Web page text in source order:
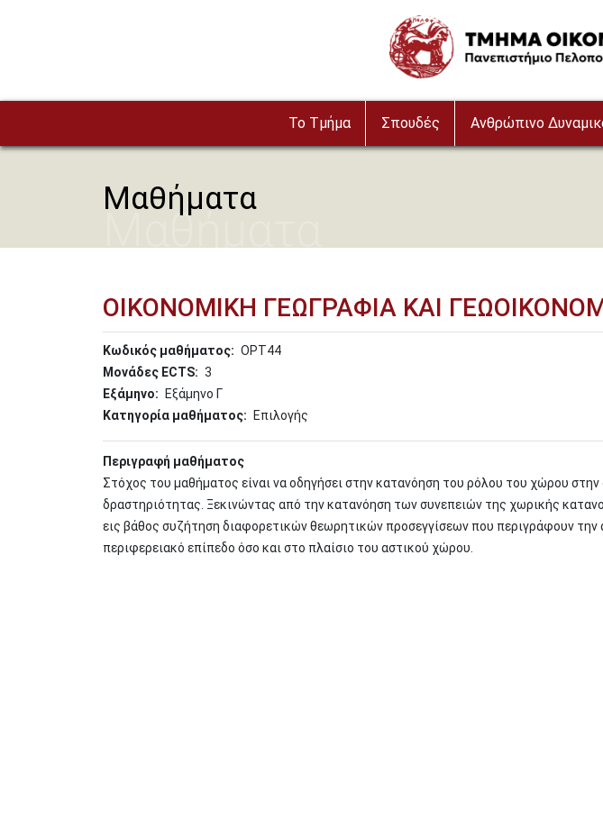
Image
To Τμήμα Σπουδές Ανθρώπινο
Μαθήματα
Μαθήματα
ΟΙΚΟΝΟΜΙΚΗ ΓΕΩΓΡΑΦΙΑ ΚΑΙ
Κωδικός μαθήματος
OPT44
Μονάδες ECTS
3
Εξάμηνο
Εξάμηνο Γ
Κατηγορία μαθήματος
Επιλογής
Περιγραφή μαθήματος
Στόχος του μαθήματος είναι να οδηγήσει στην κατανόηση του ρόλου του χώρου
δραστηριότητας. Ξεκινώντας από την κατανόηση των συνεπειών της χωρικής
εις βάθος συζήτηση διαφορετικών θεωρητικών προσεγγίσεων που περιγράφουν την
περιφερειακό επίπεδο όσο και στο πλαίσιο του αστικού χώρου.